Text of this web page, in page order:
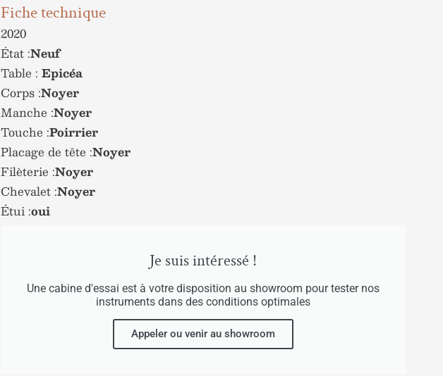
Fiche technique
2020
État :Neuf
Table : Epicéa
Corps :Noyer
Manche :Noyer
Touche :Poirrier
Placage de tête :Noyer
Filèterie :Noyer
Chevalet :Noyer
Étui :oui
Je suis intéressé !
Une cabine d'essai est à votre disposition au showroom pour tester nos
instruments dans des conditions optimales
Appeler ou venir au showroom